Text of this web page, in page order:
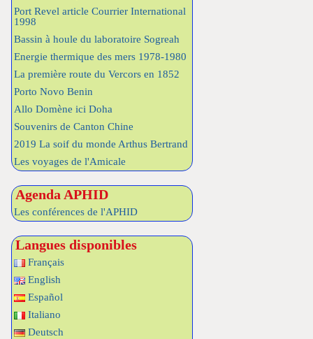
Port Revel article Courrier International
1998
Bassin à houle du laboratoire Sogreah
Energie thermique des mers 1978-1980
La première route du Vercors en 1852
Porto Novo Benin
Allo Domène ici Doha
Souvenirs de Canton Chine
2019 La soif du monde Arthus Bertrand
Les voyages de l'Amicale
Agenda APHID
Les conférences de l'APHID
Langues disponibles
Français
English
Español
Italiano
Deutsch